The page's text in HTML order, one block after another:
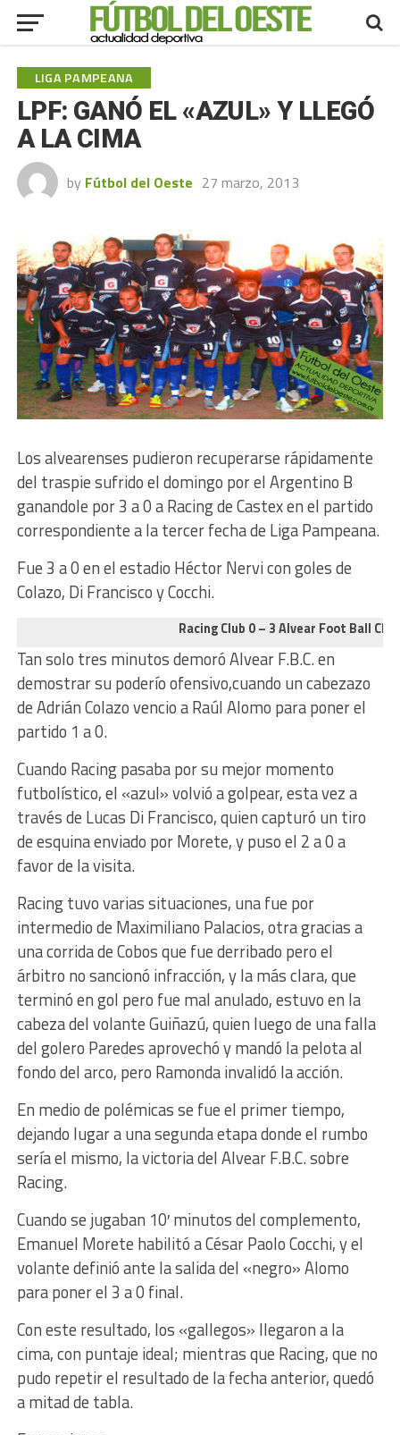
LIGA PAMPEANA
LPF: GANÓ EL «AZUL» Y LLEGÓ
A LA CIMA
by Fútbol del Oeste 27 marzo, 2013
Los alvearenses pudieron recuperarse rápidamente
del traspie sufrido el domingo por el Argentino B
ganandole por 3 a 0 a Racing de Castex en el partido
correspondiente a la tercer fecha de Liga Pampeana.
Fue 3 a 0 en el estadio Héctor Nervi con goles de
Colazo, Di Francisco y Cocchi.
Racing Club 0 – 3 Alvear Foot Ball Club
Tan solo tres minutos demoró Alvear F.B.C. en
demostrar su poderío ofensivo,cuando un cabezazo
de Adrián Colazo vencio a Raúl Alomo para poner el
partido 1 a 0.
Cuando Racing pasaba por su mejor momento
futbolístico, el «azul» volvió a golpear, esta vez a
través de Lucas Di Francisco, quien capturó un tiro
de esquina enviado por Morete, y puso el 2 a 0 a
favor de la visita.
Racing tuvo varias situaciones, una fue por
intermedio de Maximiliano Palacios, otra gracias a
una corrida de Cobos que fue derribado pero el
árbitro no sancionó infracción, y la más clara, que
terminó en gol pero fue mal anulado, estuvo en la
cabeza del volante Guiñazú, quien luego de una falla
del golero Paredes aprovechó y mandó la pelota al
fondo del arco, pero Ramonda invalidó la acción.
En medio de polémicas se fue el primer tiempo,
dejando lugar a una segunda etapa donde el rumbo
sería el mismo, la victoria del Alvear F.B.C. sobre
Racing.
Cuando se jugaban 10′ minutos del complemento,
Emanuel Morete habilitó a César Paolo Cocchi, y el
volante definió ante la salida del «negro» Alomo
para poner el 3 a 0 final.
Con este resultado, los «gallegos» llegaron a la
cima, con puntaje ideal; mientras que Racing, que no
pudo repetir el resultado de la fecha anterior, quedó
a mitad de tabla.